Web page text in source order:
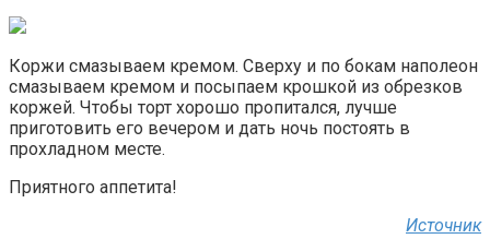
Коржи смазываем кремом. Сверху и по бокам наполеон
смазываем кремом и посыпаем крошкой из обрезков
коржей. Чтобы торт хорошо пропитался, лучше
приготовить его вечером и дать ночь постоять в
прохладном месте.
Приятного аппетита!
Источник